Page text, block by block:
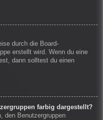
durch die Board-
erstellt wird. Wenn du eine
dann solltest du einen
farbig dargestellt?
den Benutzergruppen